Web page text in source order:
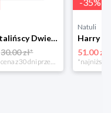
Przeplatalińscy Dwie siostry
30.00 zł*
*najniższa cena z 30 dni przed obniżką
Natuli
51.00 zł